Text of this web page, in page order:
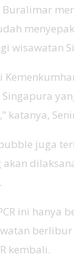
wisawatan
katanya,
juga
akan
ini hanya
kembali.